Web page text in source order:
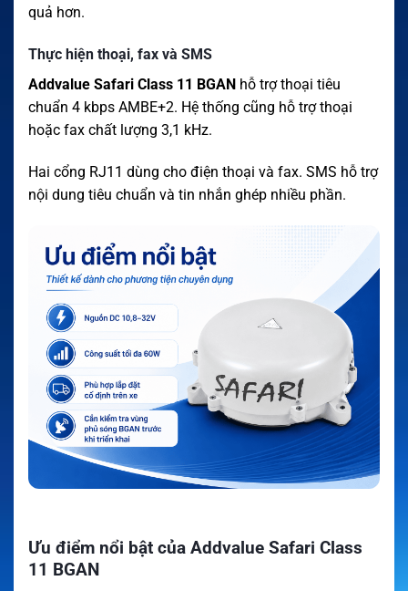
quả hơn.
Thực hiện thoại, fax và SMS
Addvalue Safari Class 11 BGAN hỗ trợ thoại tiêu
chuẩn 4 kbps AMBE+2. Hệ thống cũng hỗ trợ thoại
hoặc fax chất lượng 3,1 kHz.
Hai cổng RJ11 dùng cho điện thoại và fax. SMS hỗ trợ
nội dung tiêu chuẩn và tin nhắn ghép nhiều phần.
Ưu điểm nổi bật của Addvalue Safari Class
11 BGAN